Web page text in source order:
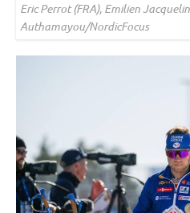
Eric Perrot (FRA), Emilien
Authamayou/NordicFocus